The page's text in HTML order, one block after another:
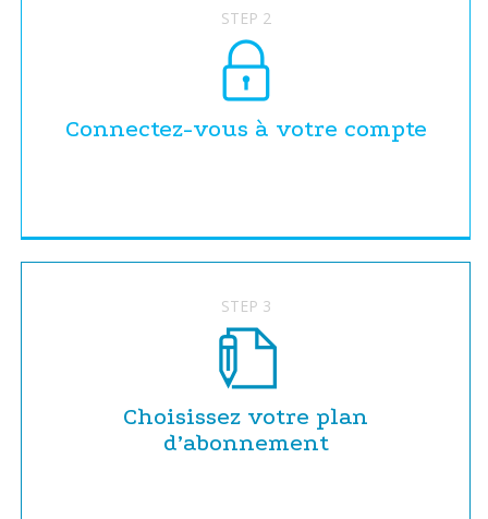
STEP 2
Connectez-vous à votre compte
STEP 3
Choisissez votre plan
d’abonnement